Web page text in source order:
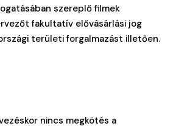
szereplő filmek
fakultatív elővásárlási jog
területi forgalmazást illetően.
nincs megkötés a